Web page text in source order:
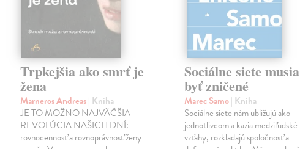
Trpkejšia ako smrť je
žena
Marneros Andreas| Kniha
JE TO MOŽNO NAJVÄČŠIA
REVOLÚCIA NAŠICH DNÍ:
rovnocennosť a rovnoprávnosť ženy
Sociálne siete musia
byť zničené
Marec Samo| Kniha
Sociálne siete nám ubližujú ako
jednotlivcom a kazia medziľudské
vzťahy, rozkladajú spoločnosť a